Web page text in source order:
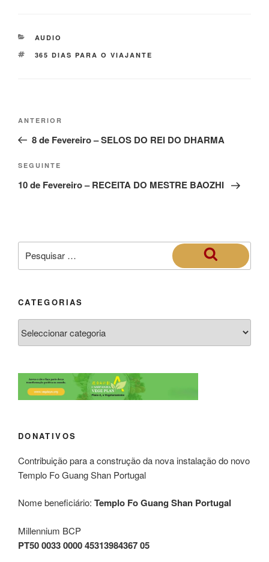
AUDIO
365 DIAS PARA O VIAJANTE
ANTERIOR
8 de Fevereiro – SELOS DO REI DO DHARMA
SEGUINTE
10 de Fevereiro – RECEITA DO MESTRE BAOZHI
CATEGORIAS
DONATIVOS
Contribuição para a construção da nova instalação do novo
Templo Fo Guang Shan Portugal
Nome beneficiário: Templo Fo Guang Shan Portugal
Millennium BCP
PT50 0033 0000 45313984367 05